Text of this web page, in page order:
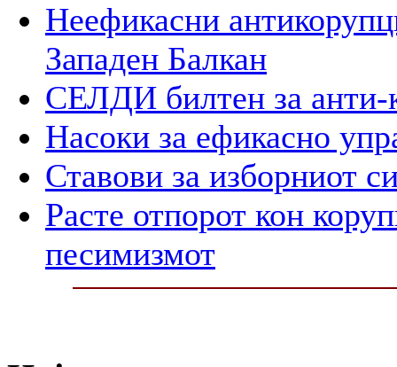
Неефикасни
Западен Балкан
СЕЛДИ билтен за анти-
Насоки за ефикасно
Ставови за изборниот
Расте отпорот кон
песимизмот